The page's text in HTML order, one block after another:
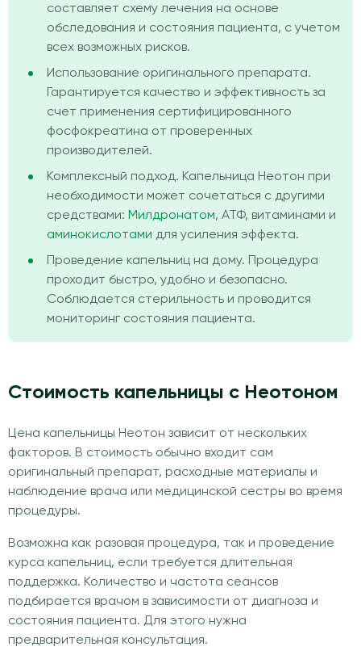
составляет схему лечения на основе
обследования и состояния пациента, с учетом
всех возможных рисков.
Использование оригинального препарата.
Гарантируется качество и эффективность за
счет применения сертифицированного
фосфокреатина от проверенных
производителей.
Комплексный подход. Капельница Неотон при
необходимости может сочетаться с другими
средствами: Милдронатом, АТФ, витаминами и
аминокислотами для усиления эффекта.
Проведение капельниц на дому. Процедура
проходит быстро, удобно и безопасно.
Соблюдается стерильность и проводится
мониторинг состояния пациента.
Стоимость капельницы с Неотоном
Цена капельницы Неотон зависит от нескольких
факторов. В стоимость обычно входит сам
оригинальный препарат, расходные материалы и
наблюдение врача или медицинской сестры во время
процедуры.
Возможна как разовая процедура, так и проведение
курса капельниц, если требуется длительная
поддержка. Количество и частота сеансов
подбирается врачом в зависимости от диагноза и
состояния пациента. Для этого нужна
предварительная консультация.